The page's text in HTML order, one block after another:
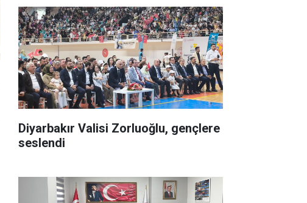
Diyarbakır Valisi Zorluoğlu, gençlere
seslendi